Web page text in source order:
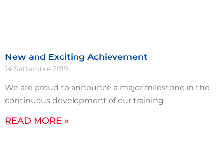
New and Exciting Achievement
14 Settembre 2019
We are proud to announce a major milestone in the
continuous development of our training
READ MORE »